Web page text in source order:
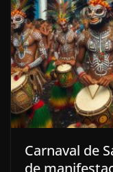
Carnaval de
de